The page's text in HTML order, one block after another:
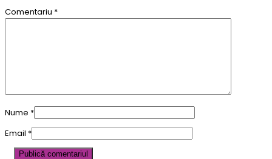
Comentariu *
Nume *
Email *